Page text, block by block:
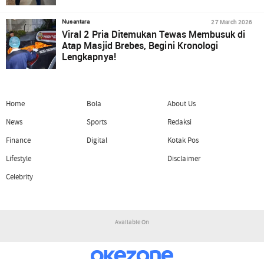
Nusantara 27 March 2026
Viral 2 Pria Ditemukan Tewas Membusuk di
Atap Masjid Brebes, Begini Kronologi
Lengkapnya!
Home
News
Finance
Lifestyle
Celebrity
Bola
Sports
Digital
About Us
Redaksi
Kotak Pos
Disclaimer
Available On